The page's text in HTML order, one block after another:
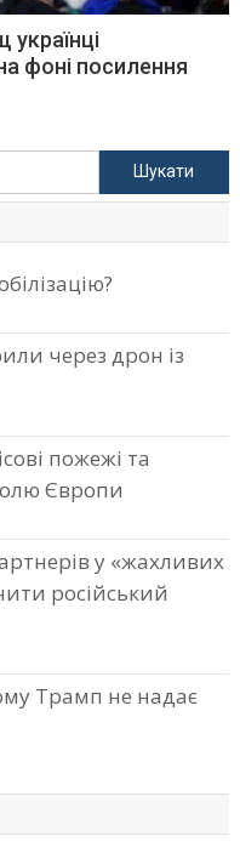
фоні посилення
Пошук:
через дрон із
пожежі та
Європи
у «жахливих
російський
Трамп не надає